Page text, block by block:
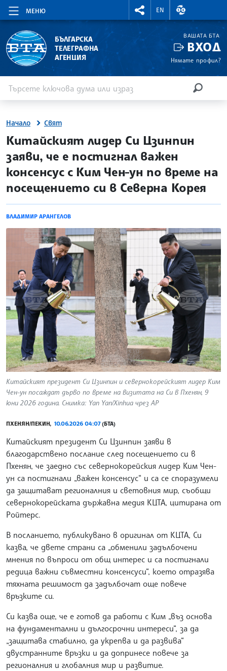
МЕНЮ
RIGHTMENU.SOCIAL
EN
ВАЛУТНИ
БЪЛГАРСКА
ТЕЛЕГРАФНА
АГЕНЦИЯ
ВАШАТА БТА
ВХОД
Нямате профил?
Начало Свят
site.bta
Китайският лидер Си Цзинпин
заяви, че е постигнал важен
консенсус с Ким Чен-ун по време на
посещението си в Северна Корея
ВЛАДИМИР АРАНГЕЛОВ
Китайският президент Си Цзинпин и севернокорейският лидер Ким
Чен-ун посаждат дърво по време на визитата на Си в Пхенян, 9
юни 2026 година. Снимка: Yan Yan/Xinhua чрез AP
ПХЕНЯН/ПЕКИН, 10.06.2026 04:07(БТА)
Китайският президент Си Цзинпин заяви в
благодарствено послание след посещението си в
Пхенян, че заедно със севернокорейския лидер Ким Чен-
ун са постигнали „важен консенсус“ и са се споразумели
да защитават регионалния и световния мир, съобщи
севернокорейската държавна медия КЦТА, цитирана от
Ройтерс.
В посланието, публикувано в оригинал от КЦТА, Си
казва, че двете страни са „обменили задълбочени
мнения по въпроси от общ интерес и са постигнали
редица важни съвместни консенсуси“, което отразява
тяхната решимост да задълбочат още повече
връзките си.
Си казва още, че е готов да работи с Ким „въз основа
на фундаментални и дългосрочни интереси“, за да
„защитава стабилно, да укрепва и да развива“
двустранните връзки и да допринесе повече за
регионалния и глобалния мир и развитие.